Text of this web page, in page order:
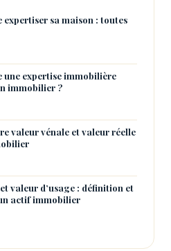
sa maison : toutes
une expertise immobilière
immobilier ?
valeur vénale et valeur réelle
valeur d’usage : définition et
actif immobilier